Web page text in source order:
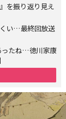
を振り返り見え
くい…最終回放送
ったね…徳川家康